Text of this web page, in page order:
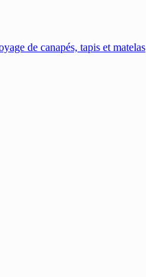
de canapés, tapis et matelas